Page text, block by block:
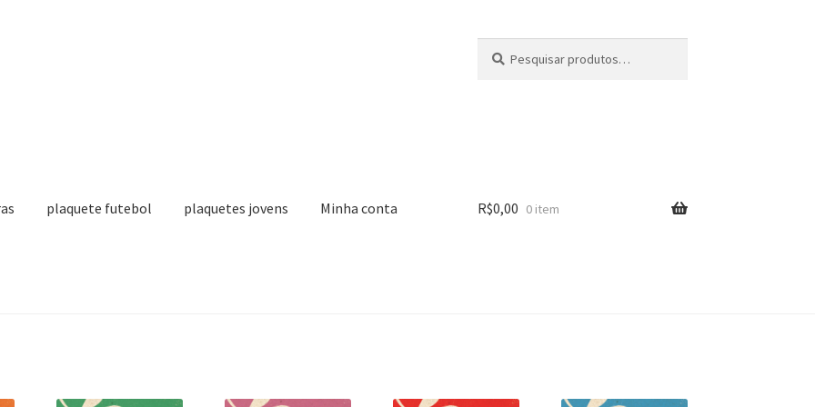
por:
plaquete futebol plaquetes jovens Minha conta R$0,00 0 item